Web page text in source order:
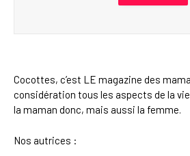
Cocottes, c’est LE magazine des
considération tous les aspects de la vie
la maman donc, mais aussi la femme.
Nos autrices :